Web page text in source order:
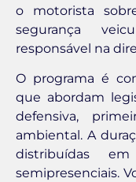
o motorista
segurança
responsável na
O programa é
que abordam
defensiva,
ambiental. A
distribuídas
semipresenciais.